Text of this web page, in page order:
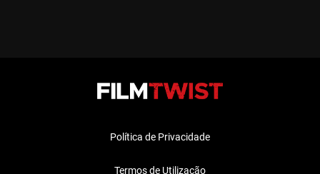
Política de Privacidade
Termos de Utilização